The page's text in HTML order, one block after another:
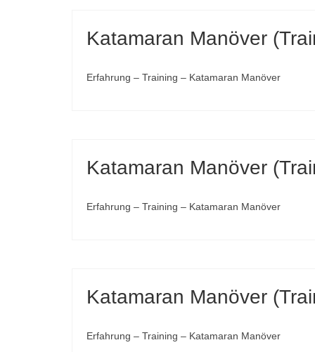
Katamaran Manöver
Erfahrung – Training – Katamaran Manöver
Katamaran Manöver
Erfahrung – Training – Katamaran Manöver
Katamaran Manöver
Erfahrung – Training – Katamaran Manöver